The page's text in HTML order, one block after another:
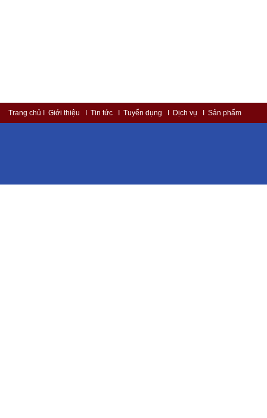
Trang chủ I Giới thiệu I Tin tức I Tuyển dụng I Dịch vụ I Sản phẩm